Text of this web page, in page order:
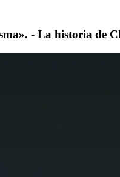
- La historia de